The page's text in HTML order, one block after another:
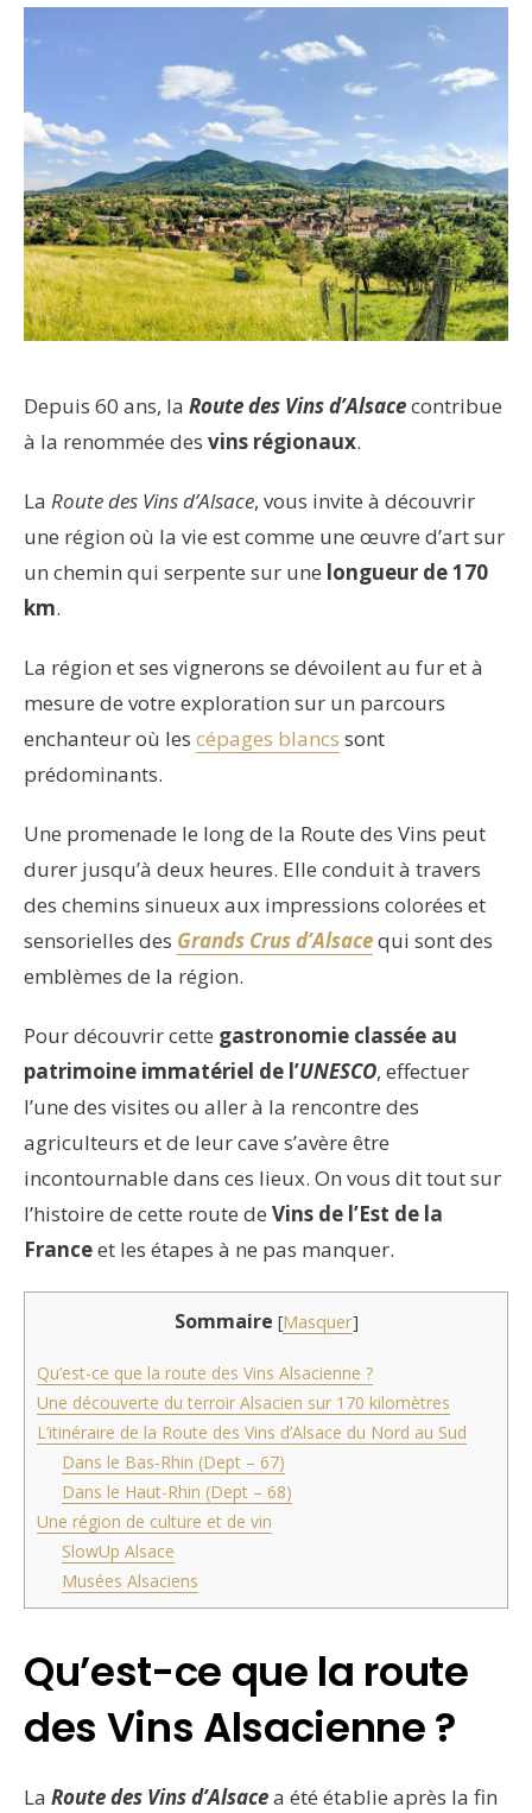
Depuis 60 ans, la Route des Vins d’Alsacecontribue
à la renommée des vins régionaux.
La Route des Vins d’Alsace, vous invite à découvrir
une région où la vie est comme une œuvre d’art sur
un chemin qui serpente sur une longueur de 170
km.
La région et ses vignerons se dévoilent au fur et à
mesure de votre exploration sur un parcours
enchanteur où les cépages blancs sont
prédominants.
Une promenade le long de la Route des Vins peut
durer jusqu’à deux heures. Elle conduit à travers
des chemins sinueux aux impressions colorées et
sensorielles des Grands Crus d’Alsacequi sont des
emblèmes de la région.
Pour découvrir cette gastronomie classée au
patrimoine immatériel de l’UNESCO, effectuer
l’une des visites ou aller à la rencontre des
agriculteurs et de leur cave s’avère être
incontournable dans ces lieux. On vous dit tout sur
l’histoire de cette route de Vins de l’Est de la
Franceet les étapes à ne pas manquer.
Sommaire [Masquer]
Qu’est-ce que la route des Vins Alsacienne ?
Une découverte du terroir Alsacien sur 170 kilomètres
L’itinéraire de la Route des Vins d’Alsace du Nord au Sud
Dans le Bas-Rhin (Dept – 67)
Dans le Haut-Rhin (Dept – 68)
Une région de culture et de vin
SlowUp Alsace
Musées Alsaciens
Qu’est-ce que la route
des Vins Alsacienne ?
La Route des Vins d’Alsacea été établie après la fin